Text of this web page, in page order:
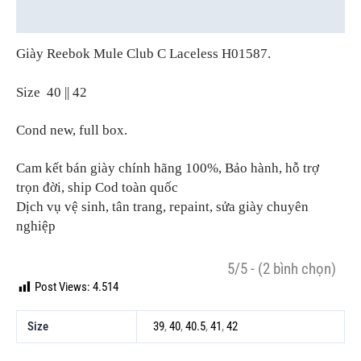
Giày Reebok Mule Club C Laceless H01587.
Size 40 || 42
Cond new, full box.
Cam kết bán giày chính hãng 100%, Bảo hành, hỗ trợ
trọn đời, ship Cod toàn quốc
Dịch vụ vệ sinh, tân trang, repaint, sửa giày chuyên
nghiệp
5/5 - (2 bình chọn)
Post Views: 4.514
Size 39,40,40.5,41,42